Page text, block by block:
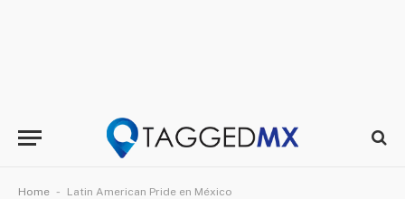
Home - Latin American Pride en México